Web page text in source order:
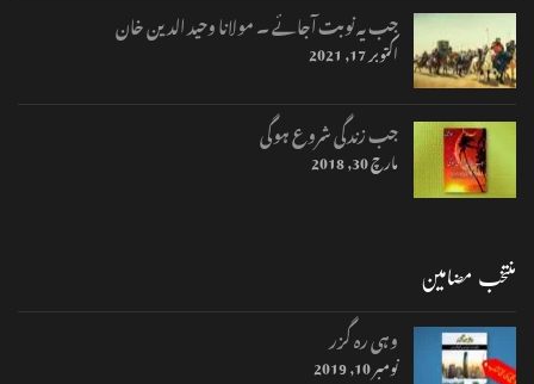
جب یہ نوبت آجائے ۔ مولانا وحید الدین خان
اکتوبر 17, 2021
جب زندگی شروع ہوگی
مارچ 30, 2018
منتخب مضامین
وہی رہ گزر
نومبر 10, 2019